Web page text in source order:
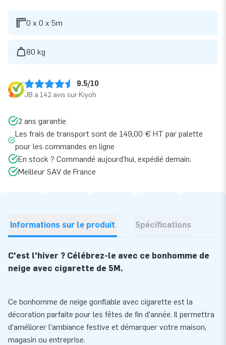
0 x 0 x 5m
80 kg
9.5/10
JB a 142 avis sur Kiyoh
2 ans garantie
Les frais de transport sont de 149,00 € HT par palette
pour les commandes en ligne
En stock ? Commandé aujourd’hui, expédié demain.
Meilleur SAV de France
Informations sur le produit Spécifications
C'est l'hiver ? Célébrez-le avec ce bonhomme de
neige avec cigarette de 5M.
Ce bonhomme de neige gonflable avec cigarette est la
décoration parfaite pour les fêtes de fin d'année. Il permettra
d’améliorer l’ambiance festive et démarquer votre maison,
magasin ou entreprise.